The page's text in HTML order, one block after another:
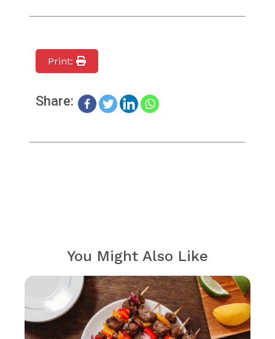
Print:
Share:
You Might Also Like